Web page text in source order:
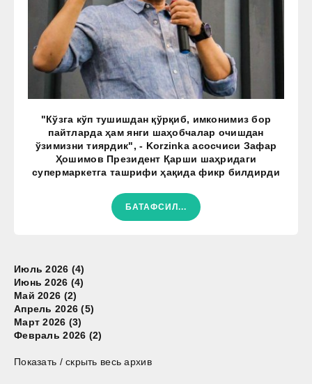
"Кўзга кўп тушишдан қўрқиб, имконимиз бор
пайтларда ҳам янги шаҳобчалар очишдан
ўзимизни тиярдик", - Korzinka асосчиси Зафар
Ҳошимов Президент Қарши шаҳридаги
супермаркетга ташрифи ҳақида фикр билдирди
БАТАФСИЛ...
Июль 2026 (4)
Июнь 2026 (4)
Май 2026 (2)
Апрель 2026 (5)
Март 2026 (3)
Февраль 2026 (2)
Показать / скрыть весь архив